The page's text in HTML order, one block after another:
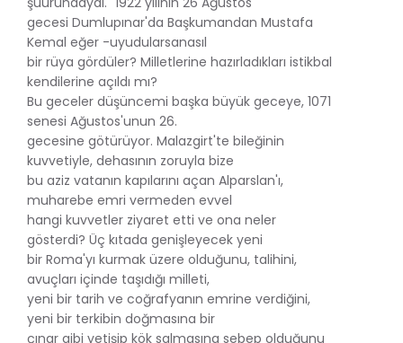
gecesi Dumlupınar'da Başkumandan Mustafa
Kemal eğer -uyudularsanasıl
bir rüya gördüler? Milletlerine hazırladıkları istikbal
kendilerine açıldı mı?
Bu geceler düşüncemi başka büyük geceye, 1071
senesi Ağustos'unun 26.
gecesine götürüyor. Malazgirt'te bileğinin
kuvvetiyle, dehasının zoruyla bize
bu aziz vatanın kapılarını açan Alparslan'ı,
muharebe emri vermeden evvel
hangi kuvvetler ziyaret etti ve ona neler
gösterdi? Üç kıtada genişleyecek yeni
bir Roma'yı kurmak üzere olduğunu, talihini,
avuçları içinde taşıdığı milleti,
yeni bir tarih ve coğrafyanın emrine verdiğini,
yeni bir terkibin doğmasına bir
çınar gibi yetişip kök salmasına sebep olduğunu